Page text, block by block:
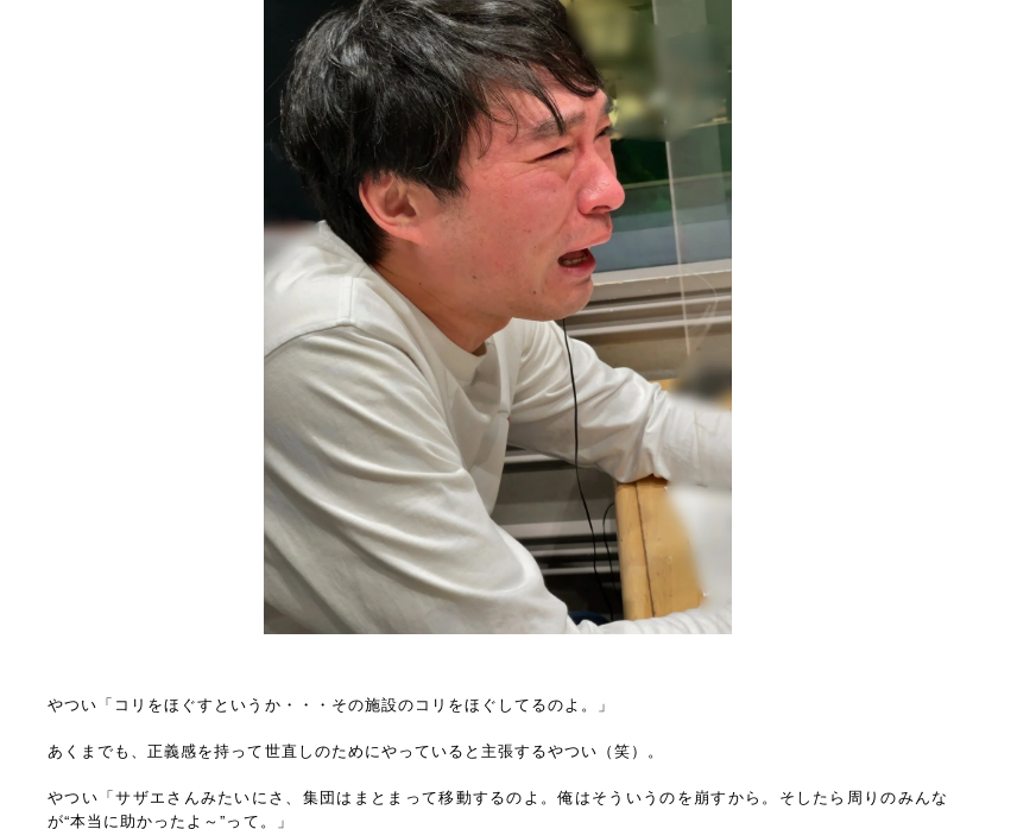
やつい「コリをほぐすというか・・・その施設のコリをほぐしてるのよ。」
あくまでも、正義感を持って世直しのためにやっていると主張するやつい（笑）。
やつい「サザエさんみたいにさ、集団はまとまって移動するのよ。俺はそういうのを崩すから。そしたら周りのみんな
が“本当に助かったよ～”って。」